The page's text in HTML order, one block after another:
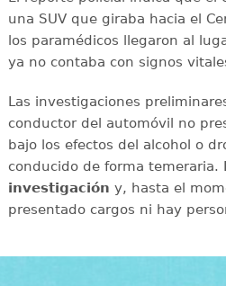
una SUV que giraba hacia el
los paramédicos llegaron al
ya no contaba con signos
Las investigaciones
conductor del automóvil no
bajo los efectos del alcohol o
conducido de forma temeraria.
investigación y, hasta el
presentado cargos ni hay